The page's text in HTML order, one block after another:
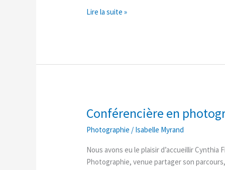
Lire la suite »
Conférencière en
Photographie / Isabelle Myrand
Nous avons eu le plaisir d’accueillir
Photographie, venue partager son
Conférencière
photographie